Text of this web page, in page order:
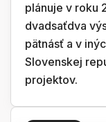
plánuje v roku
dvadsaťdva
pätnásť a v
Slovenskej
projektov.